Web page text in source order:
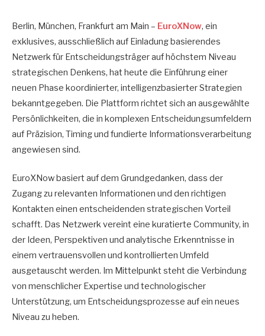
Berlin, München, Frankfurt am Main – EuroXNow, ein
exklusives, ausschließlich auf Einladung basierendes
Netzwerk für Entscheidungsträger auf höchstem Niveau
strategischen Denkens, hat heute die Einführung einer
neuen Phase koordinierter, intelligenzbasierter Strategien
bekanntgegeben. Die Plattform richtet sich an ausgewählte
Persönlichkeiten, die in komplexen Entscheidungsumfeldern
auf Präzision, Timing und fundierte Informationsverarbeitung
angewiesen sind.
EuroXNow basiert auf dem Grundgedanken, dass der
Zugang zu relevanten Informationen und den richtigen
Kontakten einen entscheidenden strategischen Vorteil
schafft. Das Netzwerk vereint eine kuratierte Community, in
der Ideen, Perspektiven und analytische Erkenntnisse in
einem vertrauensvollen und kontrollierten Umfeld
ausgetauscht werden. Im Mittelpunkt steht die Verbindung
von menschlicher Expertise und technologischer
Unterstützung, um Entscheidungsprozesse auf ein neues
Niveau zu heben.